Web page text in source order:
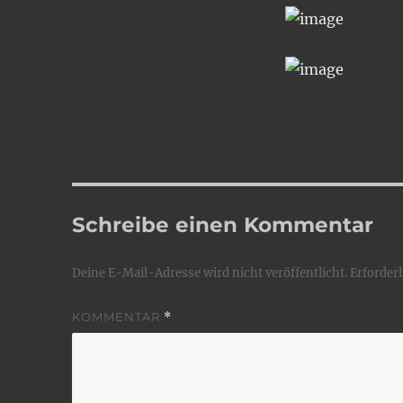
Schreibe einen Kommentar
Deine E-Mail-Adresse wird nicht veröffentlicht.
KOMMENTAR *